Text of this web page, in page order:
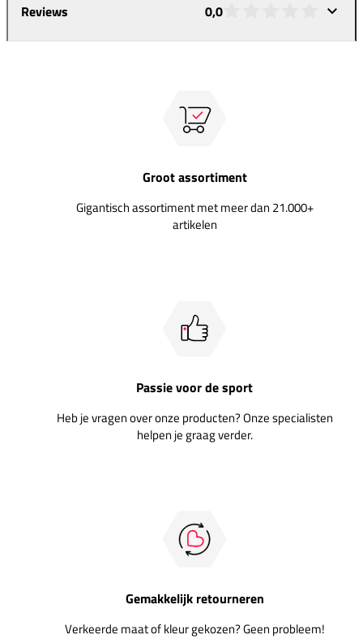
Reviews 0,0
Groot assortiment
Gigantisch assortiment met meer dan 21.000+
artikelen
Passie voor de sport
Heb je vragen over onze producten? Onze specialisten
helpen je graag verder.
Gemakkelijk retourneren
Verkeerde maat of kleur gekozen? Geen probleem!